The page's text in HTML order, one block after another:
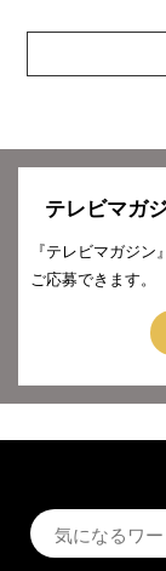
テレビマガ
『テレビマガジ
ご応募できます。